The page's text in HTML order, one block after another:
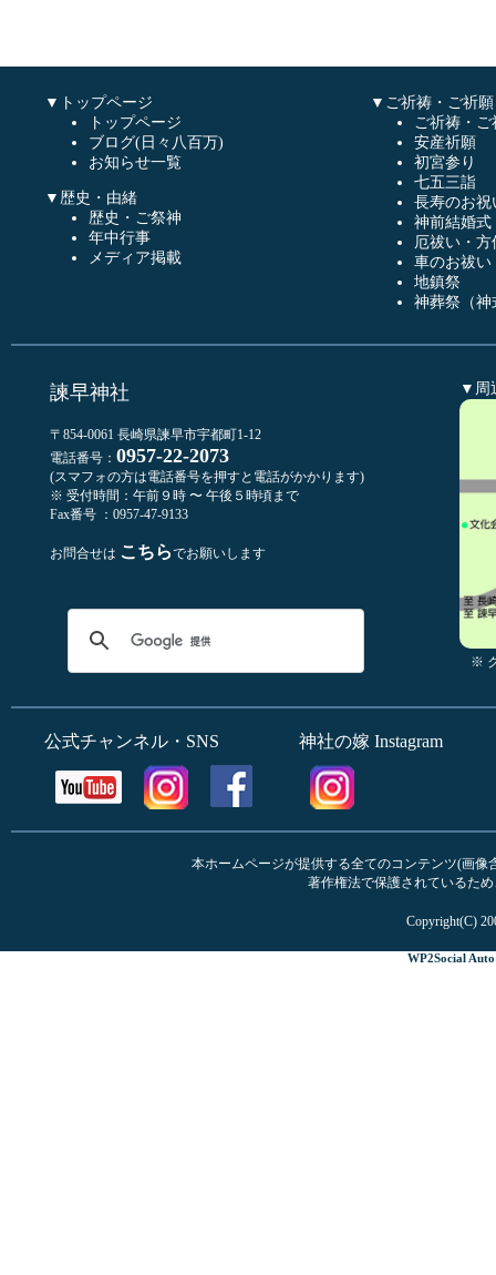
▼トップページ
トップページ
ブログ(日々八百万)
お知らせ一覧
▼歴史・由緒
歴史・ご祭神
年中行事
メディア掲載
▼ご祈祷・ご祈願
ご祈祷・ご
安産祈願
初宮参り
七五三詣
長寿のお祝
神前結婚式
厄祓い・方
車のお祓い
地鎮祭
神葬祭（神
諫早神社
〒854-0061 長崎県諫早市宇都町1-12
電話番号： 0957-22-2073
(スマフォの方は電話番号を押すと電話がかかります)
※ 受付時間：午前９時 〜 午後５時頃まで
Fax番号 ：0957-47-9133
お問合せは こちらでお願いします
▼周
※
公式チャンネル・SNS 神社の嫁 Instagram
本ホームページが提供する全てのコンテンツ(画
著作権法で保護されているた
Copyright(C)
WP2Social